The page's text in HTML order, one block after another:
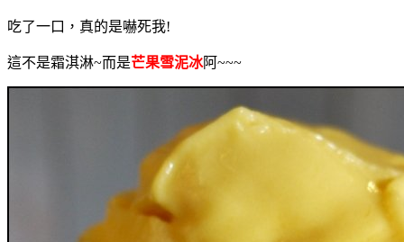
吃了一口，真的是嚇死我!
這不是霜淇淋~而是芒果雪泥冰阿~~~